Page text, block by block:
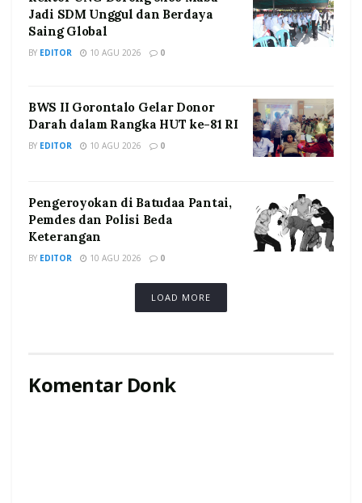
Jadi SDM Unggul dan Berdaya
Saing Global
BY EDITOR 10 AGU 2026 0
BWS II Gorontalo Gelar Donor
Darah dalam Rangka HUT ke-81 RI
BY EDITOR 10 AGU 2026 0
Pengeroyokan di Batudaa Pantai,
Pemdes dan Polisi Beda
Keterangan
BY EDITOR 10 AGU 2026 0
LOAD MORE
Komentar Donk